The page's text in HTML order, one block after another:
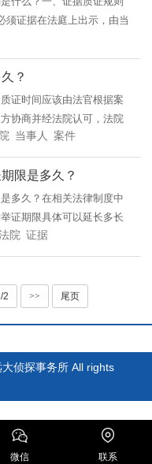
须证据在法庭上出示，由当
判。逾期举证，指未在举
后果如下：《民事诉讼
？
证时间应该由法官根据案
协商并经法院认可，法院
，但经双方当事人同意，
限届满后，基于特定事实
当事人 案件
限是多久？
多久？在相关法律制度中
证期限具体可以延长多长
国民事诉讼法》的规定，
有困难，可以向人民法院
院 证据
2 >> 尾页
侦探事务所 All rights
微信 联系